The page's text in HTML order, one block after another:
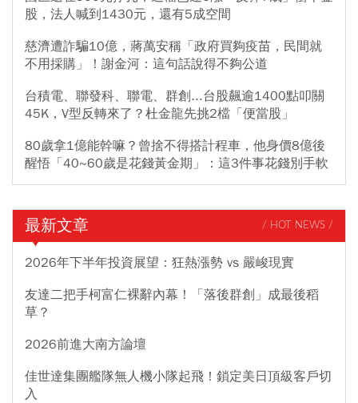
股，法人喊到1430元，還有5成空間
慈濟遭詐騙10億，蔣萬安稱「政府買夠疫苗，民間就
不用採購」！謝金河：這句話說得不夠公道
台積電、聯發科、聯電、群創...台股飆逾1400點叩關
45K，V型反轉來了？杜金龍先挑2檔「便當股」
80歲拿1億能幹嘛？曾捨不得搭計程車，他身價8億後
醒悟「40~60歲是花錢黃金期」：這3件事花錢別手軟
最新文章 / HOT NEWS /
2026年下半年投資展望：狂熱漲勢 vs 嚴峻現實
友達二把手柯富仁裸辭內幕！「落後群創」成最後稻
草？
2026前進大南方論壇
佳世達集團艦隊無人機小隊起飛！鎖定美日頂級客戶切
入